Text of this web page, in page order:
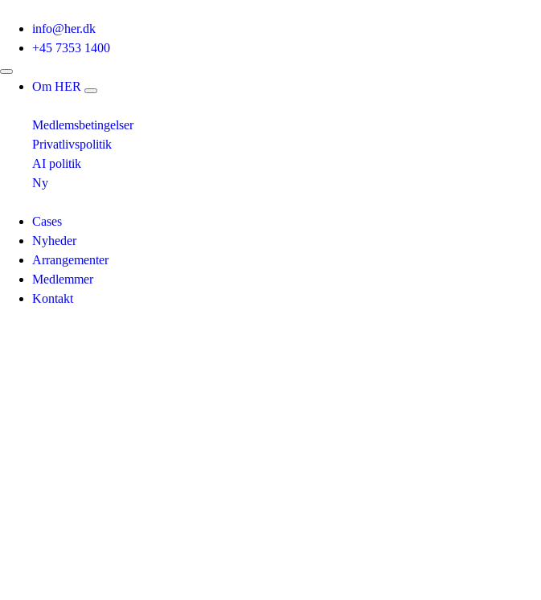
info@her.dk
+45 7353 1400
Om HER
Medlemsbetingelser
Privatlivspolitik
AI politik
Ny
Cases
Nyheder
Arrangementer
Medlemmer
Kontakt